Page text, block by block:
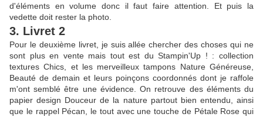
d'éléments en volume donc il faut faire attention. Et puis la
vedette doit rester la photo.
3. Livret 2
Pour le deuxième livret, je suis allée chercher des choses qui ne
sont plus en vente mais tout est du Stampin'Up ! : collection
textures Chics, et les merveilleux tampons Nature Généreuse,
Beauté de demain et leurs poinçons coordonnés dont je raffole
m'ont semblé être une évidence. On retrouve des éléments du
papier design Douceur de la nature partout bien entendu, ainsi
que le rappel Pécan, le tout avec une touche de Pétale Rose qui